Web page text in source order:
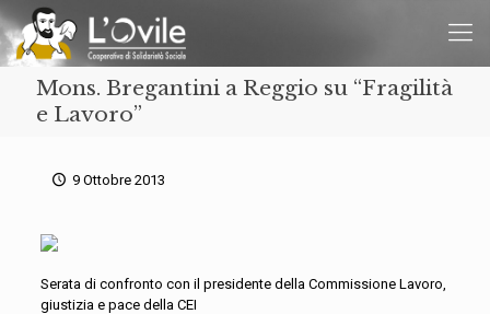
Mons. Bregantini a Reggio su “Fragilità
e Lavoro”
9 Ottobre 2013
Serata di confronto con il presidente della Commissione Lavoro,
giustizia e pace della CEI